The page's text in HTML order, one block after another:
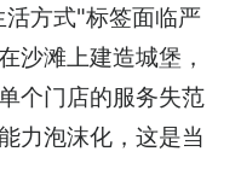
方式"标签面临严
沙滩上建造城堡，
个门店的服务失范
力泡沫化，这是当